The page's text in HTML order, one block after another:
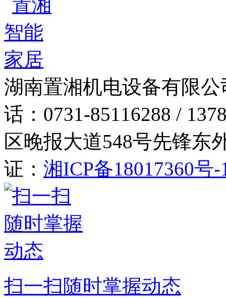
湖南置湘机电设备有限公
话：0731-85116288 /
区晚报大道548号先锋东
证： 湘ICP备18017360号-
扫一扫随时掌握动态